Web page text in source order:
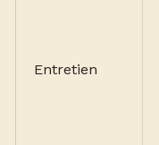
Entretien